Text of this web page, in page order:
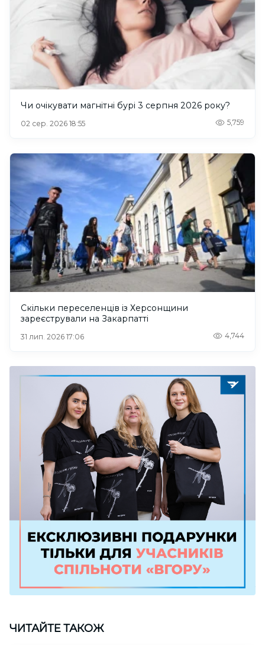
Чи очікувати магнітні бурі 3 серпня 2026 року?
02 сер. 2026 18:55 5,759
Скільки переселенців із Херсонщини
зареєстрували на Закарпатті
31 лип. 2026 17:06 4,744
ЧИТАЙТЕ ТАКОЖ